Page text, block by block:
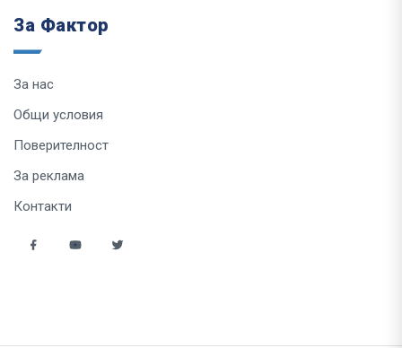
За Фактор
За нас
Общи условия
Поверителност
За реклама
Контакти